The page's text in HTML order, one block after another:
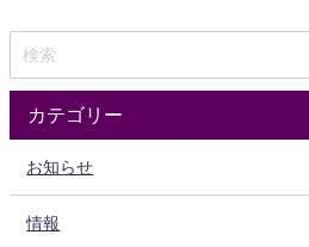
カテゴリー
お知らせ
情報